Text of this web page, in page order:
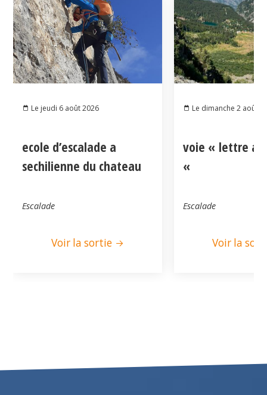
Le jeudi 6 août 2026
ecole d’escalade a
sechilienne du chateau
Escalade
Voir la sortie
Le dimanche 2 août
voie « lettre
«
Escalade
Voir la